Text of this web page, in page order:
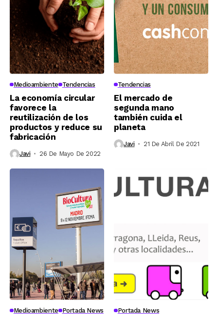
Medioambiente Tendencias
La economía circular
favorece la
reutilización de los
productos y reduce su
fabricación
Javi 26 De Mayo De 2022
Tendencias
El mercado de
segunda mano
también cuida el
planeta
Javi 21 De Abril De 2021
Medioambiente Portada News Portada News